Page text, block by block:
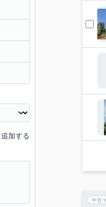
中古
追加する